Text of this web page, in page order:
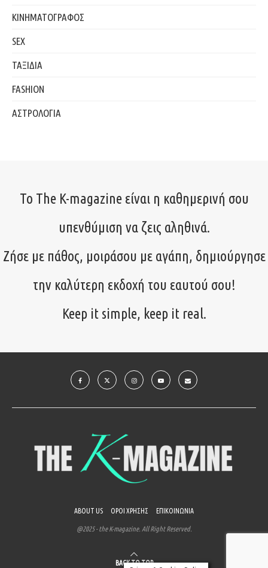
ΚΙΝΗΜΑΤΟΓΡΑΦΟΣ
SEX
ΤΑΞΙΔΙΑ
FASHION
ΑΣΤΡΟΛΟΓΙΑ
Το The K-magazine είναι η καθημερινή σου
υπενθύμιση να ζεις αληθινά.
Ζήσε με πάθος, μοιράσου με αγάπη, δημιούργησε
την καλύτερη εκδοχή του εαυτού σου!
Keep it simple, keep it real.
ABOUT US ΟΡΟΙ ΧΡΗΣΗΣ ΕΠΙΚΟΙΝΩΝΙΑ
@2025 - the K-magazine. All Right Reserved.
BACK TO TOP